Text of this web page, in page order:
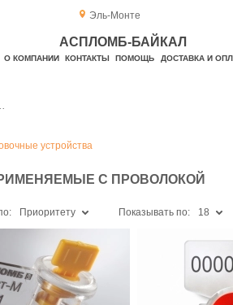
Эль-Монте
АСПЛОМБ-БАЙКАЛ
О КОМПАНИИ КОНТАКТЫ ПОМОЩЬ ДОСТАВКА И
устройства
С ПРОВОЛОКОЙ
Приоритету Показывать по: 18